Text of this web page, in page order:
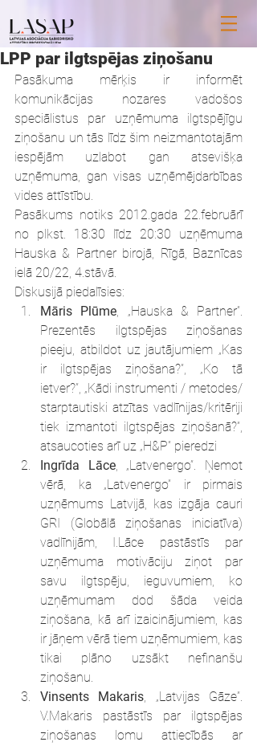
LPP par ilgtspējas ziņošanu
Pasākuma mērķis ir informēt
komunikācijas nozares vadošos
speciālistus par uzņēmuma ilgtspējīgu
ziņošanu un tās līdz šim neizmantotajām
iespējām uzlabot gan atsevišķa
uzņēmuma, gan visas uzņēmējdarbības
vides attīstību.
Pasākums notiks 2012.gada 22.februārī
no plkst. 18:30 līdz 20:30 uzņēmuma
Hauska & Partner birojā, Rīgā, Baznīcas
ielā 20/22, 4.stāvā.
Diskusijā piedalīsies:
Māris Plūme, „Hauska & Partner”.
Prezentēs ilgtspējas ziņošanas
pieeju, atbildot uz jautājumiem „Kas
ir ilgtspējas ziņošana?”, „Ko tā
ietver?”, „Kādi instrumenti / metodes/
starptautiski atzītas vadlīnijas/kritēriji
tiek izmantoti ilgtspējas ziņošanā?”,
atsaucoties arī uz „H&P” pieredzi
Ingrīda Lāce, „Latvenergo”. Ņemot
vērā, ka „Latvenergo” ir pirmais
uzņēmums Latvijā, kas izgāja cauri
GRI (Globālā ziņošanas iniciatīva)
vadlīnijām, I.Lāce pastāstīs par
uzņēmuma motivāciju ziņot par
savu ilgtspēju, ieguvumiem, ko
uzņēmumam dod šāda veida
ziņošana, kā arī izaicinājumiem, kas
ir jāņem vērā tiem uzņēmumiem, kas
tikai plāno uzsākt nefinanšu
ziņošanu.
Vinsents Makaris, „Latvijas Gāze”.
V.Makaris pastāstīs par ilgtspējas
ziņošanas lomu attiecībās ar